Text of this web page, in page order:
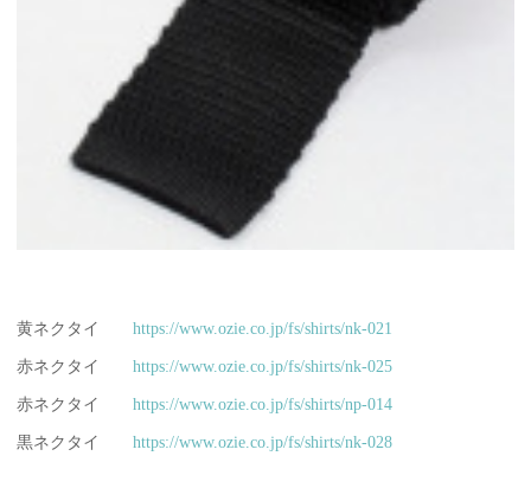
黄ネクタイ https://www.ozie.co.jp/fs/shirts/nk-021
赤ネクタイ https://www.ozie.co.jp/fs/shirts/nk-025
赤ネクタイ https://www.ozie.co.jp/fs/shirts/np-014
黒ネクタイ https://www.ozie.co.jp/fs/shirts/nk-028